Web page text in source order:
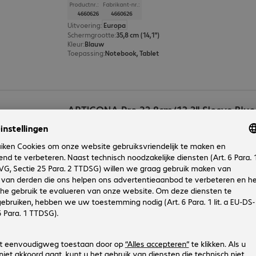
Productnr.:
4660626
Fabrikant-nr.:
4660626
Uitvoering: Europa
Schermgrootte:35,8 cm (14,1")
Kleur:Blauw
Toepassing:Notebook, Tablet
ARTICONA Pro 33.8cm/13.3" Sleeve Blue
Uitvoering:Europa
Schermgrootte:33,8 cm (13,3")
Kleur:Blauw
Toepassing:Notebook, Tablet
Productnr.:
4660607
Fabrikant-nr.:
4660607